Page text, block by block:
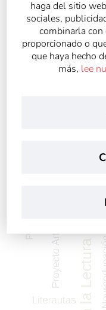
haga del sitio
sociales,
combinarla
proporcionado o
que haya hecho
más, lee